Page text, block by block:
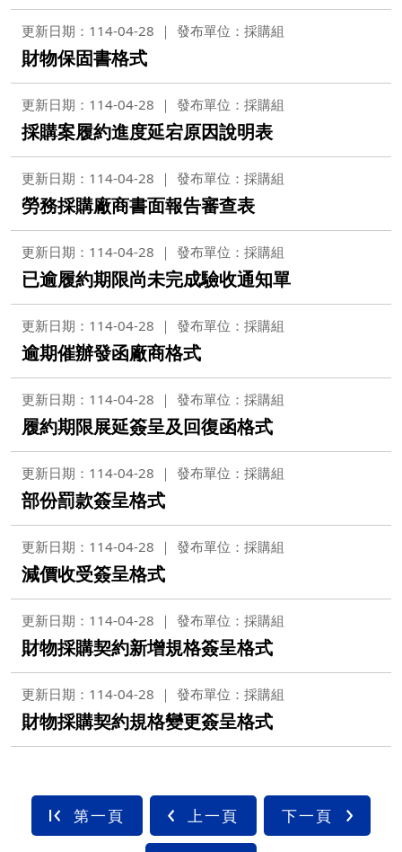
更新日期：114-04-28 發布單位：採購組
財物保固書格式
更新日期：114-04-28 發布單位：採購組
採購案履約進度延宕原因說明表
更新日期：114-04-28 發布單位：採購組
勞務採購廠商書面報告審查表
更新日期：114-04-28 發布單位：採購組
已逾履約期限尚未完成驗收通知單
更新日期：114-04-28 發布單位：採購組
逾期催辦發函廠商格式
更新日期：114-04-28 發布單位：採購組
履約期限展延簽呈及回復函格式
更新日期：114-04-28 發布單位：採購組
部份罰款簽呈格式
更新日期：114-04-28 發布單位：採購組
減價收受簽呈格式
更新日期：114-04-28 發布單位：採購組
財物採購契約新增規格簽呈格式
更新日期：114-04-28 發布單位：採購組
財物採購契約規格變更簽呈格式
第一頁 上一頁 下一頁